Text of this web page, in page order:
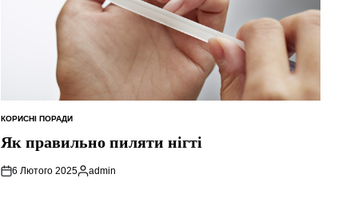
ОПУБЛІКУВАТИ
КОРИСНІ ПОРАДИ
Як правильно пиляти нігті
6 Лютого 2025
Опубліковано
admin